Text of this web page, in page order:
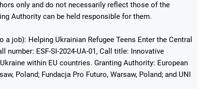
only and do not necessarily reflect those of the
Authority can be held responsible for them.
job): Helping Ukrainian Refugee Teens Enter the Central
number: ESF-SI-2024-UA-01, Call title: Innovative
within EU countries. Granting Authority: European
Poland; Fundacja Pro Futuro, Warsaw, Poland; and UNI